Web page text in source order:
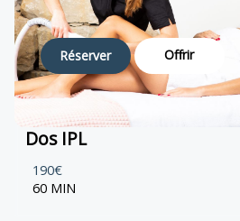
Réserver Offrir
Dos IPL
190€
60 MIN